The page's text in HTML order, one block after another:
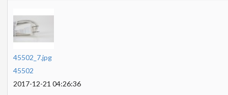
45502_7.jpg
45502
2017-12-21 04:26:36